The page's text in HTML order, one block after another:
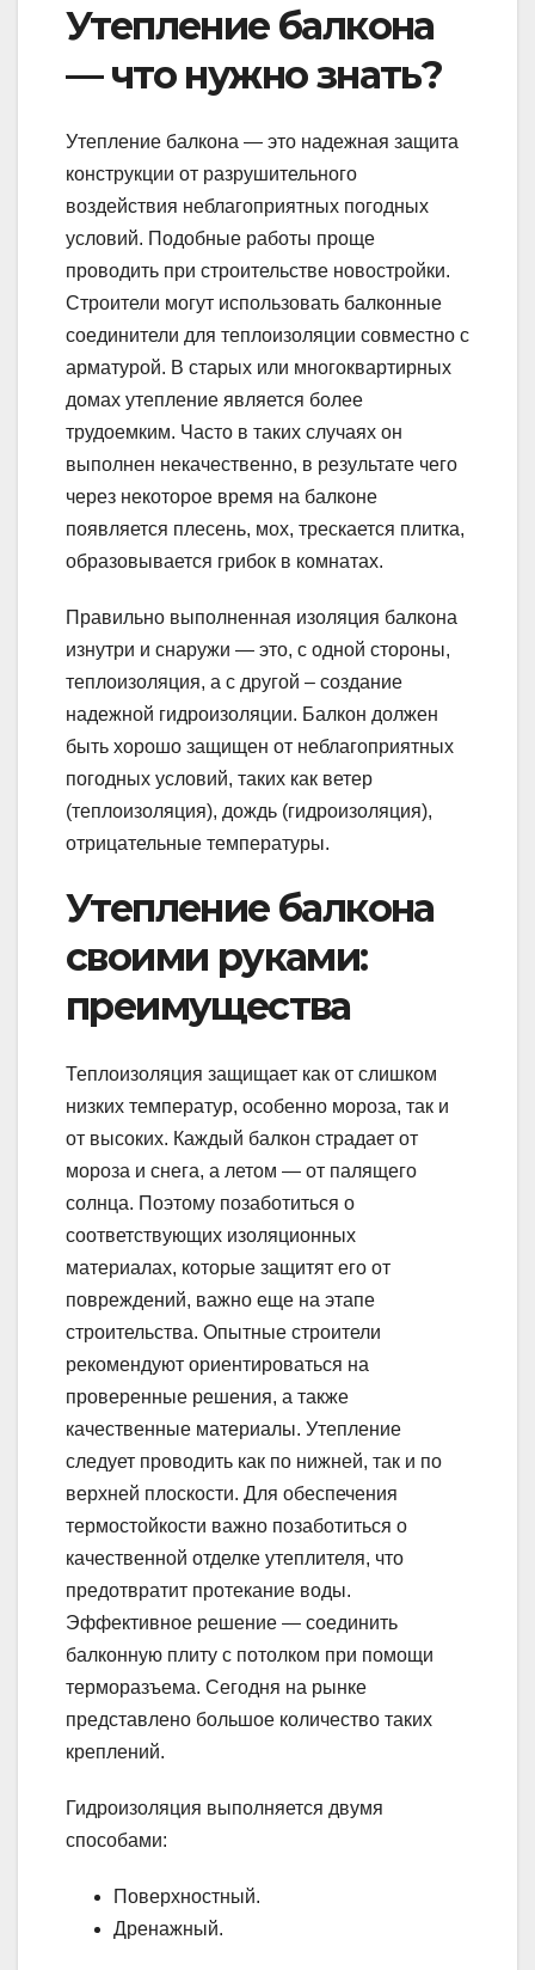
Утепление балкона
— что нужно знать?
Утепление балкона — это надежная защита
конструкции от разрушительного
воздействия неблагоприятных погодных
условий. Подобные работы проще
проводить при строительстве новостройки.
Строители могут использовать балконные
соединители для теплоизоляции совместно с
арматурой. В старых или многоквартирных
домах утепление является более
трудоемким. Часто в таких случаях он
выполнен некачественно, в результате чего
через некоторое время на балконе
появляется плесень, мох, трескается плитка,
образовывается грибок в комнатах.
Правильно выполненная изоляция балкона
изнутри и снаружи — это, с одной стороны,
теплоизоляция, а с другой – создание
надежной гидроизоляции. Балкон должен
быть хорошо защищен от неблагоприятных
погодных условий, таких как ветер
(теплоизоляция), дождь (гидроизоляция),
отрицательные температуры.
Утепление балкона
своими руками:
преимущества
Теплоизоляция защищает как от слишком
низких температур, особенно мороза, так и
от высоких. Каждый балкон страдает от
мороза и снега, а летом — от палящего
солнца. Поэтому позаботиться о
соответствующих изоляционных
материалах, которые защитят его от
повреждений, важно еще на этапе
строительства. Опытные строители
рекомендуют ориентироваться на
проверенные решения, а также
качественные материалы. Утепление
следует проводить как по нижней, так и по
верхней плоскости. Для обеспечения
термостойкости важно позаботиться о
качественной отделке утеплителя, что
предотвратит протекание воды.
Эффективное решение — соединить
балконную плиту с потолком при помощи
терморазъема. Сегодня на рынке
представлено большое количество таких
креплений.
Гидроизоляция выполняется двумя
способами:
Поверхностный.
Дренажный.